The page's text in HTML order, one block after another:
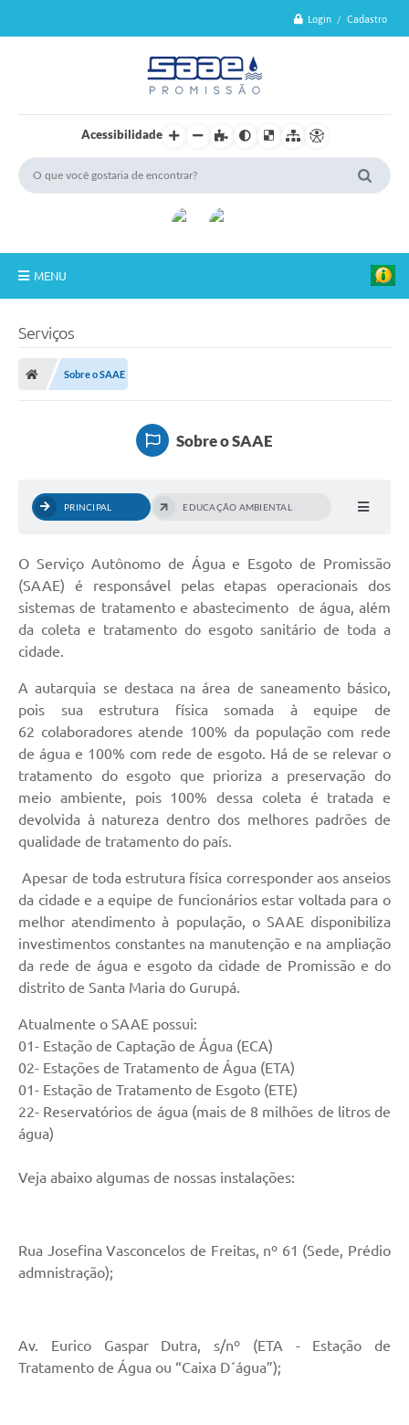
Login / Cadastro
Acessibilidade
MENU
Tarifas
OBRAS
Links Relacionados
Arquivos Download
Notícias
Contato
Área Restrita / Funcionários
Contas Públicas
Serviços
Sobre o SAAE
Sobre o SAAE
PRINCIPAL EDUCAÇÃO AMBIENTAL
O Serviço Autônomo de Água e Esgoto de Promissão
(SAAE) é responsável pelas etapas operacionais dos
sistemas de tratamento e abastecimento de água, além
da coleta e tratamento do esgoto sanitário de toda a
cidade.
A autarquia se destaca na área de saneamento básico,
pois sua estrutura física somada à equipe de
62 colaboradores atende 100% da população com rede
de água e 100% com rede de esgoto. Há de se relevar o
tratamento do esgoto que prioriza a preservação do
meio ambiente, pois 100% dessa coleta é tratada e
devolvida à natureza dentro dos melhores padrões de
qualidade de tratamento do país.
Apesar de toda estrutura física corresponder aos anseios
da cidade e a equipe de funcionários estar voltada para o
melhor atendimento à população, o SAAE disponibiliza
investimentos constantes na manutenção e na ampliação
da rede de água e esgoto da cidade de Promissão e do
distrito de Santa Maria do Gurupá.
Atualmente o SAAE possui:
01- Estação de Captação de Água (ECA)
02- Estações de Tratamento de Água (ETA)
01- Estação de Tratamento de Esgoto (ETE)
22- Reservatórios de água (mais de 8 milhões de litros de
água)
Veja abaixo algumas de nossas instalações:
Rua Josefina Vasconcelos de Freitas, nº 61 (Sede, Prédio
admnistração);
Av. Eurico Gaspar Dutra, s/nº (ETA - Estação de
Tratamento de Água ou “Caixa D´água”);